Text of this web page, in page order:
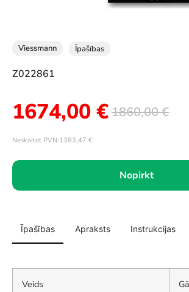
Viessmann Īpašības
Z022861
1860,00€
1674,00€
Neskaitot PVN:1383,47 €
Nopirkt
Īpašības Apraksts Instrukcijas
Veids